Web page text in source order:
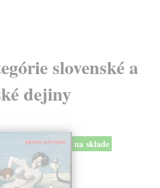
slovenské a
dejiny
na sklade